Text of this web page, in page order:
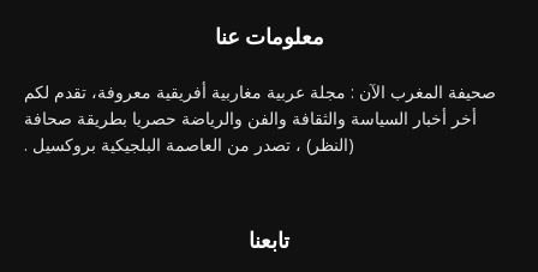
معلومات عنا
صحيفة المغرب الآن : مجلة عربية مغاربية أفريقية معروفة، تقدم لكم
أخر أخبار السياسة والثقافة والفن والرياضة حصريا بطريقة صحافة
(النظر) ، تصدر من العاصمة البلجيكية بروكسيل .
تابعنا